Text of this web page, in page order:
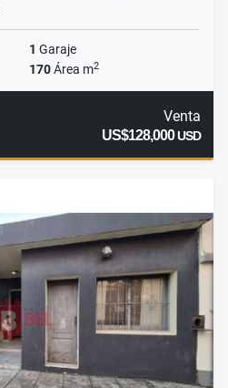
1 Garaje
170Área m2
Venta
US$128,000USD